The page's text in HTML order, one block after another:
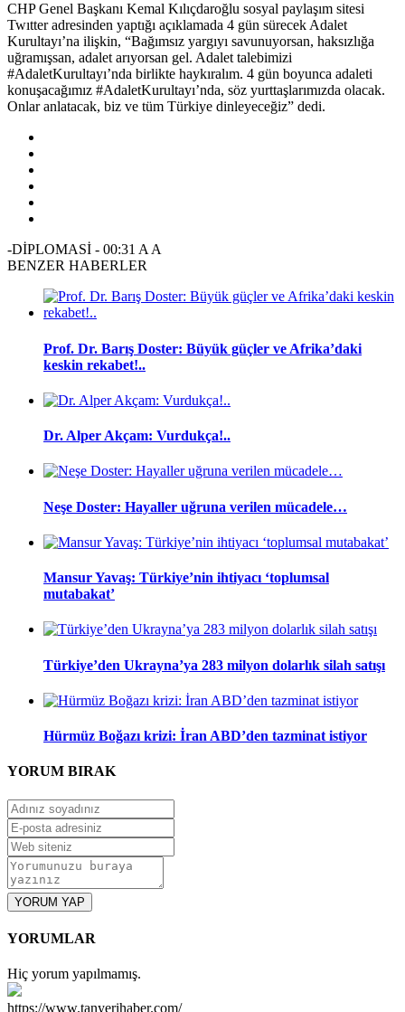
CHP Genel Başkanı Kemal Kılıçdaroğlu sosyal paylaşım sitesi
Twıtter adresinden yaptığı açıklamada 4 gün sürecek Adalet
Kurultayı’na ilişkin, “Bağımsız yargıyı savunuyorsan, haksızlığa
uğramışsan, adalet arıyorsan gel. Adalet talebimizi
#AdaletKurultayı’nda birlikte haykıralım. 4 gün boyunca adaleti
konuşacağımız #AdaletKurultayı’nda, söz yurttaşlarımızda olacak.
Onlar anlatacak, biz ve tüm Türkiye dinleyeceğiz” dedi.
-DİPLOMASİ - 00:31 A A
BENZER HABERLER
Prof. Dr. Barış Doster: Büyük güçler ve Afrika’daki
keskin rekabet!..
Dr. Alper Akçam: Vurdukça!..
Neşe Doster: Hayaller uğruna verilen mücadele…
Mansur Yavaş: Türkiye’nin ihtiyacı ‘toplumsal
mutabakat’
Türkiye’den Ukrayna’ya 283 milyon dolarlık silah satışı
Hürmüz Boğazı krizi: İran ABD’den tazminat istiyor
YORUM BIRAK
YORUM YAP
YORUMLAR
Hiç yorum yapılmamış.
https://www.tanyerihaber.com/